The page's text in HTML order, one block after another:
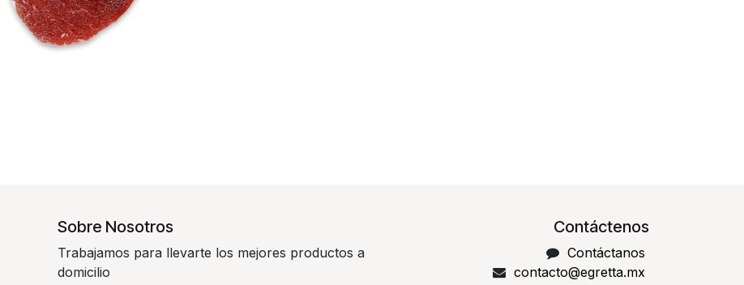
Sobre Nosotros
Trabajamos para llevarte los mejores productos a
domicilio
Contáctenos
Contáctanos
contacto@egretta.mx